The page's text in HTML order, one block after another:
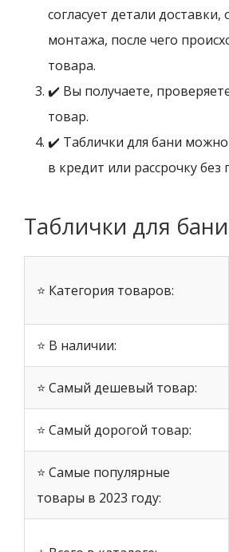
согласует детали доставки,
монтажа, после чего
товара.
✔️ Вы получаете,
товар.
✔️ Таблички для бани можно
в кредит или рассрочку без
Таблички для
⭐ Категория товаров:
⭐ В наличии:
⭐ Самый дешевый товар:
⭐ Самый дорогой товар:
⭐ Самые популярные
товары в 2023 году: